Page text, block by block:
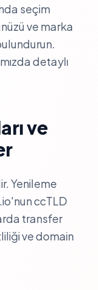
seçim
ve marka
detaylı
ve
Yenileme
ccTLD
transfer
ve domain